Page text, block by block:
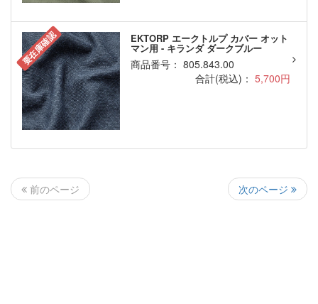
要在庫確認 EKTORP エークトルプ カバー オット
マン用 - キランダ ダークブルー
商品番号： 805.843.00
合計(税込)： 5,700円
前のページ 次のページ